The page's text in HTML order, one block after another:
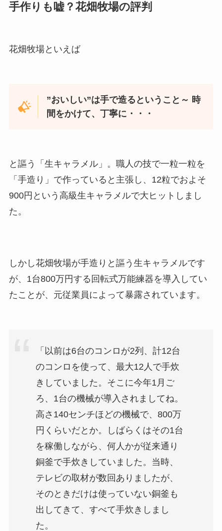
手作りも嘘？花畑牧場の評判
花畑牧場といえば
”おいしい”は手で造るということ～ 時
間をかけて、丁寧に・・・
と謳う「生キャラメル」。職人の技で一粒一粒を
「手造り」で作っていると主張し、12粒でおよそ
900円という高級生キャラメルで大ヒットしまし
た。
しかし花畑牧場が手造りと謳う生キャラメルです
が、1台800万円する回転式万能練器を導入してい
たことが、元従業員によって暴露されています。
「以前は6台のコンロが2列、計12台
のコンロを使って、最大12人で手炊
きしていました。そこに今年1月ご
ろ、1台の機械が導入されましてね。
高さ140センチほどの機械で、800万
円くらいだとか。しばらくはその1台
を稼働しながら、何人かが従来通り
銅釜で手炊きしていました。当時、
テレビの取材が数回ありましたが、
そのときだけは使っていない銅釜も
出してきて、すべて手炊きしまし
た。